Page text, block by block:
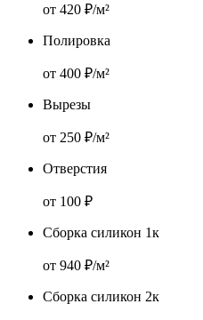
от 420 ₽/м²
Полировка
от 400 ₽/м²
Вырезы
от 250 ₽/м²
Отверстия
от 100 ₽
Сборка силикон 1к
от 940 ₽/м²
Сборка силикон 2к